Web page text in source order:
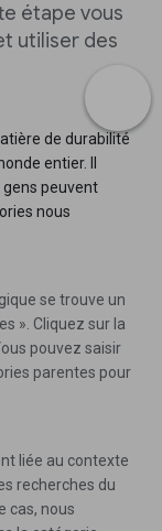
étape vous
utiliser des
de durabilité
entier. Il
peuvent
nous
se trouve un
». Cliquez sur la
pouvez saisir
parentes pour
liée au contexte
recherches du
cas, nous